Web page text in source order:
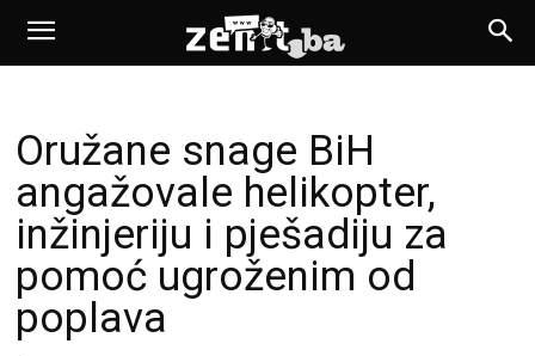
Oružane snage BiH
angažovale helikopter,
inžinjeriju i pješadiju za
pomoć ugroženim od
poplava